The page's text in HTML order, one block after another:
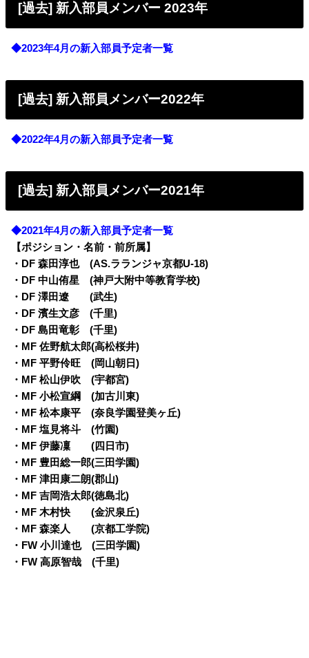
[過去] 新入部員メンバー 2023年
◆2023年4月の新入部員予定者一覧
[過去] 新入部員メンバー2022年
◆2022年4月の新入部員予定者一覧
[過去] 新入部員メンバー2021年
◆2021年4月の新入部員予定者一覧
【ポジション・名前・前所属】
・DF 森田淳也 (AS.ラランジャ京都U-18)
・DF 中山侑星 (神戸大附中等教育学校)
・DF 澤田遼 (武生)
・DF 濱生文彦 (千里)
・DF 島田竜彰 (千里)
・MF 佐野航太郎(高松桜井)
・MF 平野伶旺 (岡山朝日)
・MF 松山伊吹 (宇都宮)
・MF 小松宣綱 (加古川東)
・MF 松本康平 (奈良学園登美ヶ丘)
・MF 塩見将斗 (竹園)
・MF 伊藤凜 (四日市)
・MF 豊田総一郎(三田学園)
・MF 津田康二朗(郡山)
・MF 吉岡浩太郎(徳島北)
・MF 木村快 (金沢泉丘)
・MF 森楽人 (京都工学院)
・FW 小川達也 (三田学園)
・FW 高原智哉 (千里)